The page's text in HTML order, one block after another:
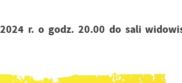
r. o godz. 20.00 do sali